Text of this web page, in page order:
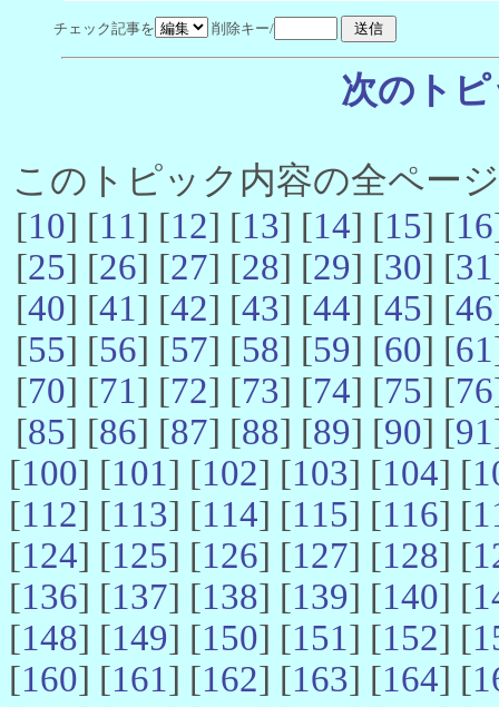
チェック記事を 削除キー/
次のト
このトピック内容の全ペー
[10] [11] [12] [13] [14] [15] [16
[25] [26] [27] [28] [29] [30] [31
[40] [41] [42] [43] [44] [45] [46
[55] [56] [57] [58] [59] [60] [61
[70] [71] [72] [73] [74] [75] [76
[85] [86] [87] [88] [89] [90] [91
[100] [101] [102] [103] [104] [
[112] [113] [114] [115] [116] [
[124] [125] [126] [127] [128] [
[136] [137] [138] [139] [140] [
[148] [149] [150] [151] [152] [
[160] [161] [162] [163] [164] [